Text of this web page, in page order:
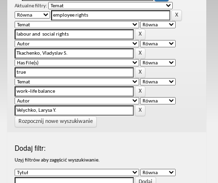
Aktualne filtry:
Rozpocznij nowe wyszukiwanie
Dodaj filtr:
Uzyj filtrów aby zagęścić wyszukiwanie.